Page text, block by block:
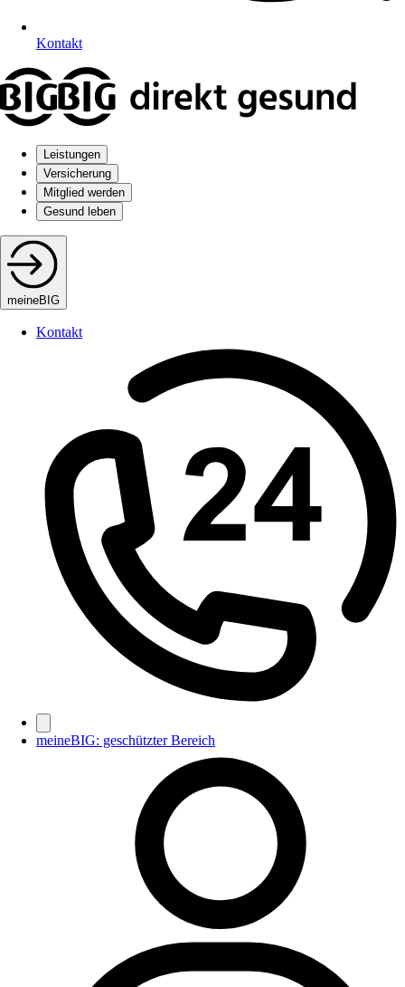
Kontakt
Leistungen
Versicherung
Mitglied werden
Gesund leben
meineBIG
Kontakt
meineBIG: geschützter Bereich